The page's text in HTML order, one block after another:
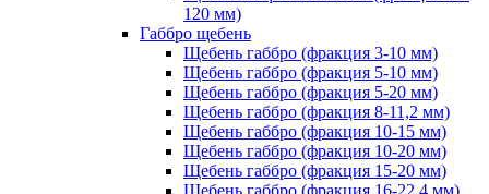
120 мм)
Габбро щебень
Щебень габбро (фракция 3-10 мм)
Щебень габбро (фракция 5-10 мм)
Щебень габбро (фракция 5-20 мм)
Щебень габбро (фракция 8-11,2 мм)
Щебень габбро (фракция 10-15 мм)
Щебень габбро (фракция 10-20 мм)
Щебень габбро (фракция 15-20 мм)
Щебень габбро (фракция 16-22,4 мм)